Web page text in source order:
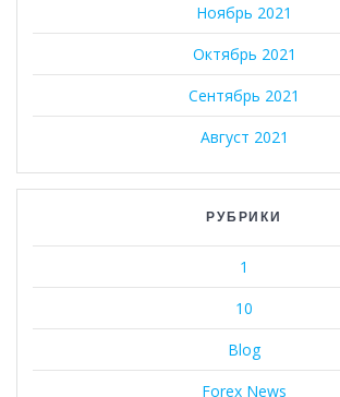
Ноябрь 2021
Октябрь 2021
Сентябрь 2021
Август 2021
РУБРИКИ
1
10
Blog
Forex News